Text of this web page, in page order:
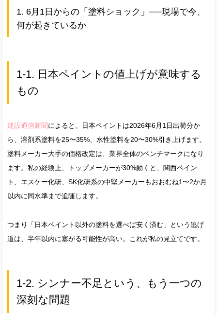
1. 6月1日からの「塗料ショック」──現場で今、
何が起きているか
1-1. 日本ペイントの値上げが意味する
もの
建設通信新聞によると、日本ペイントは2026年6月1日出荷分か
ら、溶剤系塗料を25〜35%、水性塗料を20〜30%引き上げます。
塗料メーカー大手の価格改定は、業界全体のベンチマークになり
ます。私の経験上、トップメーカーが30%動くと、関西ペイン
ト、エスケー化研、SK化研系の中堅メーカーもおおむね1〜2か月
以内に同水準まで追随します。
つまり「日本ペイント以外の塗料を選べば安く済む」という逃げ
道は、半年以内に塞がる可能性が高い。これが私の見立てです。
1-2. シンナー不足という、もう一つの
深刻な問題